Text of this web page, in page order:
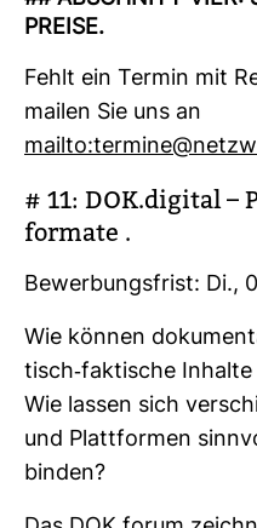
PREISE.
Fehlt ein Termin mit
mailen Sie uns an
# 11: DOK.digital –
for­mate .
Bewer­bungs­frist: Di.,
Wie können
tisch-​fak­ti­sche
Wie lassen sich
und Platt­formen
binden?